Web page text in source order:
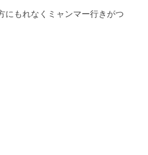
にもれなくミャンマー行きがつ